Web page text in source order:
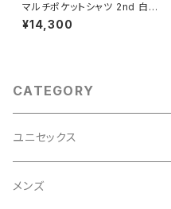
マルチポケットシャツ 2nd 白×
羊+P
¥14,300
CATEGORY
ユニセックス
メンズ